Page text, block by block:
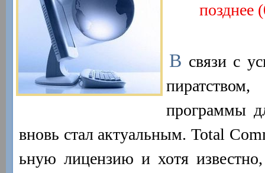
позднее
В связи с
программы
вновь стал актуальным. Total
ьную лицензию и хотя